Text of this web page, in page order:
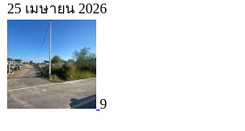
25 เมษายน 2026
9